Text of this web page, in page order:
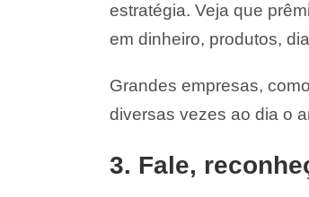
estratégia. Veja que
em dinheiro, produtos,
Grandes empresas, como
diversas vezes ao dia o
3. Fale,